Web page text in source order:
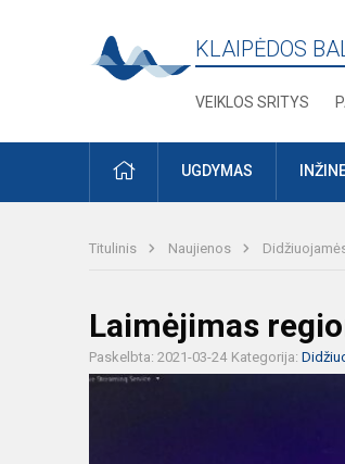
KLAIPĖDOS
VEIKLOS SRITYS
PRADŽIAUGDYMAS
Titulinis Naujienos
Laimėjimas
Paskelbta: 2021-03-24 Kategorija: